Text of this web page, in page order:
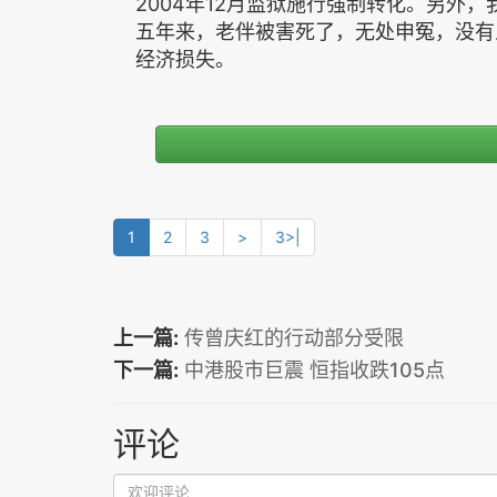
五年来，老伴被害死了，无处申冤，没
经济损失。
1 2 3 > 3>|
上一篇: 传曾庆红的行动部分受限
下一篇: 中港股市巨震 恒指收跌105点
评论